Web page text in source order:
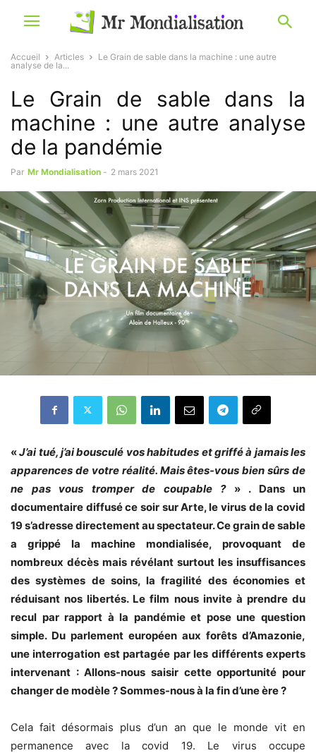
Accueil Articles
Le Grain de sable dans la machine : une autre
analyse de la...
Le Grain de sable dans la
machine : une autre analyse
de la pandémie
Par Mr Mondialisation - 2 mars 2021
«J’ai tué, j’ai bousculé vos habitudes et griffé à jamais les
apparences de votre réalité. Mais êtes-vous bien sûrs de
ne pas vous tromper de coupable ? » . Dans un
documentaire diffusé ce soir sur Arte, le virus de la covid
19 s’adresse directement au spectateur. Ce grain de sable
a grippé la machine mondialisée, provoquant de
nombreux décès mais révélant surtout les insuffisances
des systèmes de soins, la fragilité des économies et
réduisant nos libertés. Le film nous invite à prendre du
recul par rapport à la pandémie et pose une question
simple. Du parlement européen aux forêts d’Amazonie,
une interrogation est partagée par les différents experts
intervenant : Allons-nous saisir cette opportunité pour
changer de modèle ? Sommes-nous à la fin d’une ère ?
Cela fait désormais plus d’un an que le monde vit en
permanence avec la covid 19. Le virus occupe